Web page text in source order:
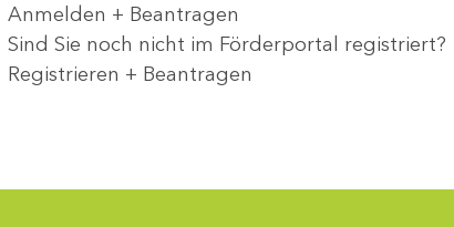
Anmelden + Beantragen
Sind Sie noch nicht im Förderportal registriert?
Registrieren + Beantragen